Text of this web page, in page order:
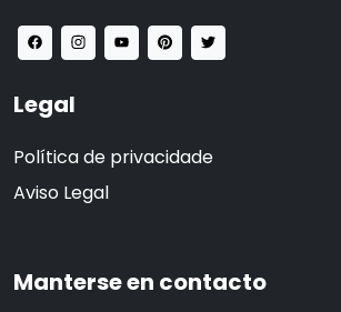
Legal
Política de privacidade
Aviso Legal
Manterse en contacto